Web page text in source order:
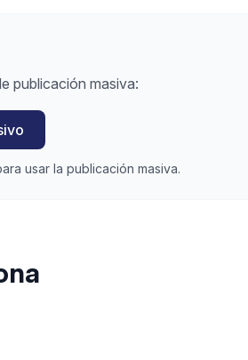
publicación masiva:
usar la publicación masiva.